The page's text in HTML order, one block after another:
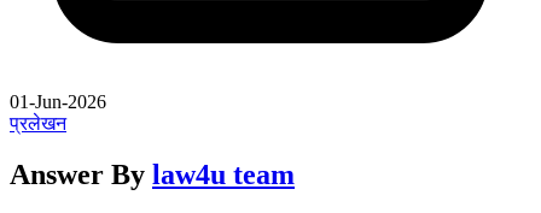
01-Jun-2026
प्रलेखन
Answer By law4u team